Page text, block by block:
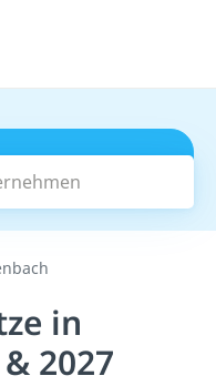
Suchen
in
2027